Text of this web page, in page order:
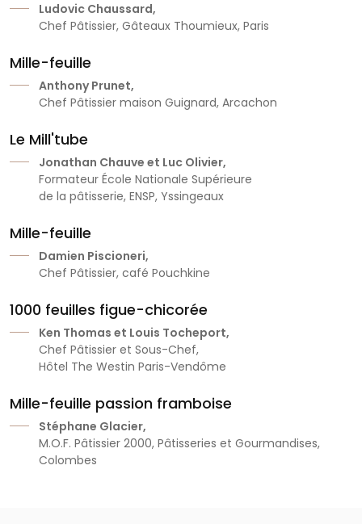
Ludovic Chaussard,
Chef Pâtissier, Gâteaux Thoumieux, Paris
Mille-feuille
Anthony Prunet,
Chef Pâtissier maison Guignard, Arcachon
Le Mill'tube
Jonathan Chauve et Luc Olivier,
Formateur École Nationale Supérieure
de la pâtisserie, ENSP, Yssingeaux
Mille-feuille
Damien Piscioneri,
Chef Pâtissier, café Pouchkine
1000 feuilles figue-chicorée
Ken Thomas et Louis Tocheport,
Chef Pâtissier et Sous-Chef,
Hôtel The Westin Paris-Vendôme
Mille-feuille passion framboise
Stéphane Glacier,
M.O.F. Pâtissier 2000, Pâtisseries et Gourmandises,
Colombes